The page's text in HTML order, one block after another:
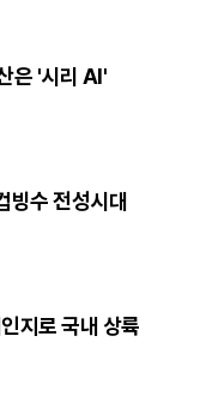
은 '시리 AI'
빙수 전성시대
지로 국내 상륙